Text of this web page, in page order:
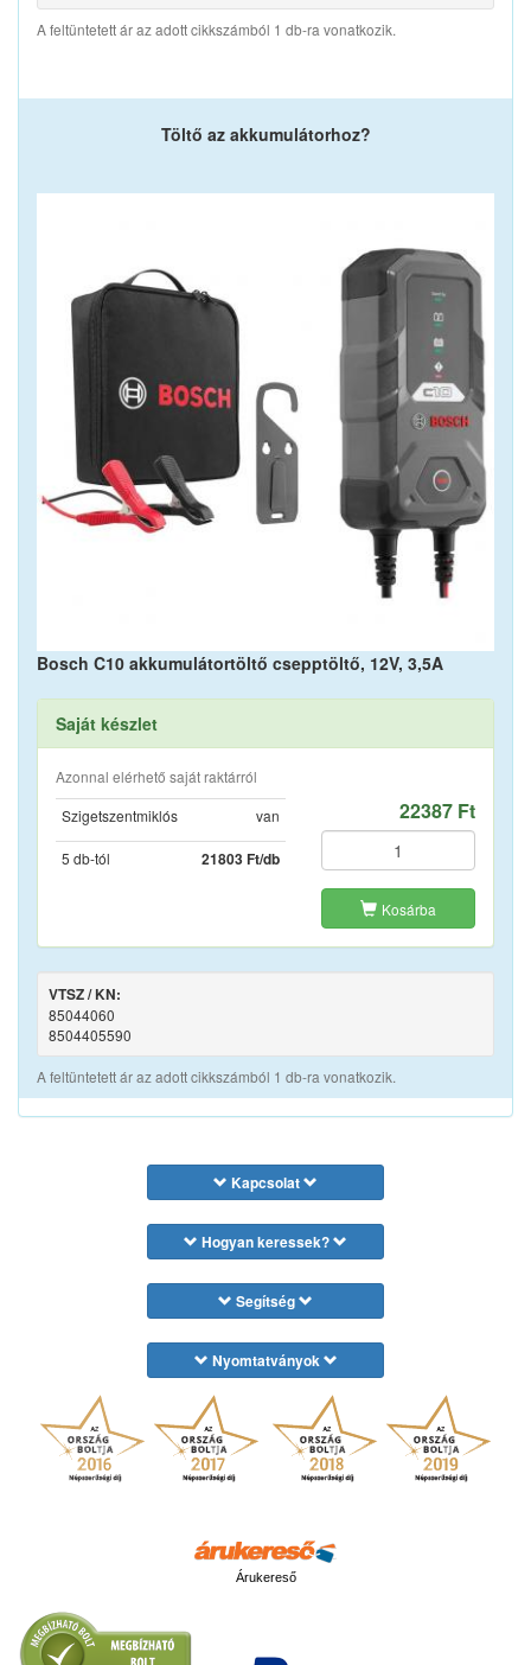
A feltüntetett ár az adott cikkszámból 1 db-ra vonatkozik.
Töltő az akkumulátorhoz?
Bosch C10 akkumulátortöltő csepptöltő, 12V, 3,5A
Saját készlet
Azonnal elérhető saját raktárról
Szigetszentmiklós
van
5 db-tól 21803 Ft/db
22387 Ft
Kosárba
VTSZ / KN:
85044060
8504405590
A feltüntetett ár az adott cikkszámból 1 db-ra vonatkozik.
Kapcsolat
Hogyan keressek?
Segítség
Nyomtatványok
Árukereső